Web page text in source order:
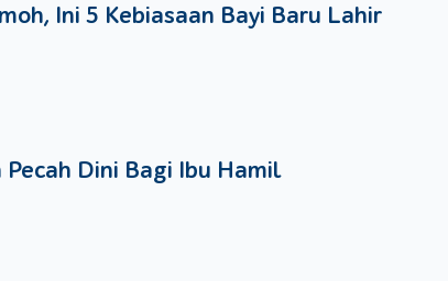
Ini 5 Kebiasaan Bayi Baru Lahir
Pecah Dini Bagi Ibu Hamil